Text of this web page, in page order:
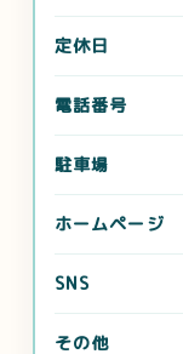
定休日
電話番号
駐車場
ホームページ
SNS
その他